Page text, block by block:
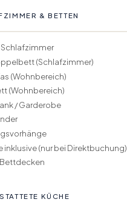
& BETTEN
Schlafzimmer
(Schlafzimmer)
(Wohnbereich)
(Wohnbereich)
/ Garderobe
inklusive (nur bei Direktbuchung)
KÜCHE